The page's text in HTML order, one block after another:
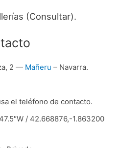
(Consultar).
2 — Mañeru – Navarra.
el teléfono de contacto.
/ 42.668876,-1.863200